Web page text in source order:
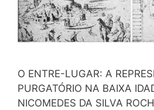
O ENTRE-LUGAR: A
PURGATÓRIO NA BAIXA
NICOMEDES DA SILVA